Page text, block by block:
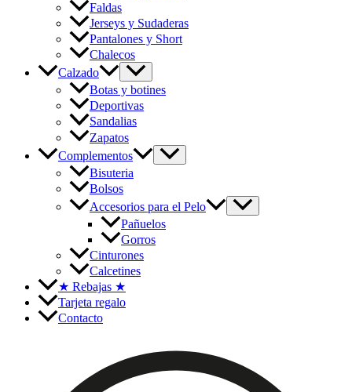
Faldas
Jerseys y Sudaderas
Pantalones y Short
Chalecos
Calzado
Botas y botines
Deportivas
Sandalias
Zapatos
Complementos
Bisuteria
Bolsos
Accesorios para el Pelo
Pañuelos
Gorros
Cinturones
Calcetines
★ Rebajas ★
Tarjeta regalo
Contacto